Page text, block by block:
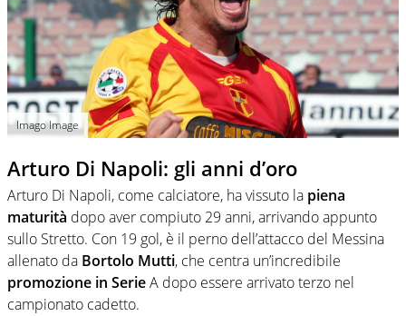
Imago Image
Arturo Di Napoli: gli anni d’oro
Arturo Di Napoli, come calciatore, ha vissuto la piena
maturità dopo aver compiuto 29 anni, arrivando appunto
sullo Stretto. Con 19 gol, è il perno dell’attacco del Messina
allenato da Bortolo Mutti, che centra un’incredibile
promozione in SerieA dopo essere arrivato terzo nel
campionato cadetto.